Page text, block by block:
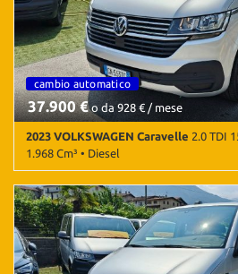
Sensori di parcheggio posteriori •
elettrici
9 posti cambio
37.900 €o da 928 € / mese
2023 VOLKSWAGEN Caravelle 2.0 TDI
1.968 Cm³ • Diesel
76.000 Km • Cambio Sequenziale (7) •
Porte • Airbag • Airbag laterali • Airbag
• Android Auto • Apple CarPlay •
Bluetooth • Bracciolo • Chiusura
Immobilizzatore elettronico • Sensori di
Sensori di parcheggio posteriori •
Salva
impostazioni